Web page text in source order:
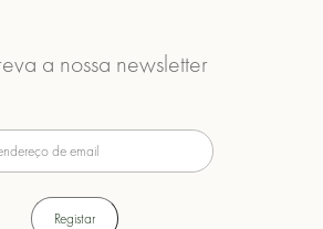
a nossa newsletter